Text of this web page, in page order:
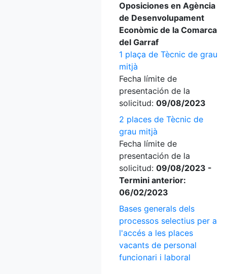
Oposiciones en Agència
de Desenvolupament
Econòmic de la Comarca
del Garraf
1 plaça de Tècnic de grau
mitjà
Fecha límite de
presentación de la
solicitud: 09/08/2023
2 places de Tècnic de
grau mitjà
Fecha límite de
presentación de la
solicitud: 09/08/2023 -
Termini anterior:
06/02/2023
Bases generals dels
processos selectius per a
l'accés a les places
vacants de personal
funcionari i laboral